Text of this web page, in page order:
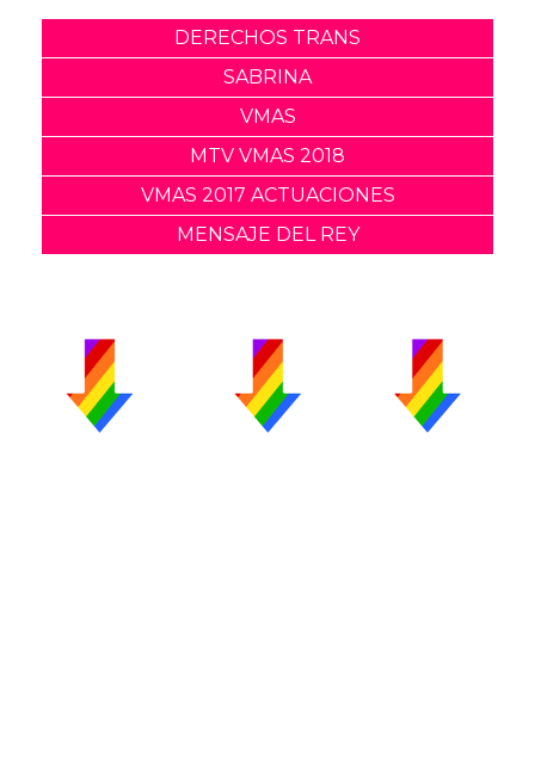
DERECHOS TRANS
SABRINA
VMAS
MTV VMAS 2018
VMAS 2017 ACTUACIONES
MENSAJE DEL REY